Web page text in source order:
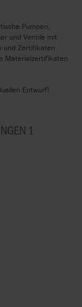
Pumpen,
und Ventile mit
und Zertifikaten
Materialzertifikaten
Entwurf!
1